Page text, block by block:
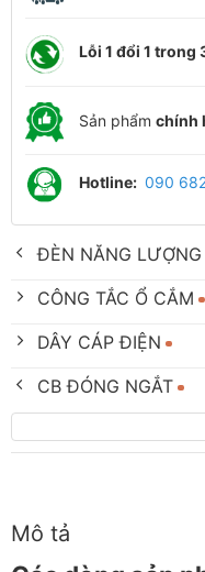
Lỗi 1 đổi 1 trong
Sản phẩm chính
Hotline: 090
ĐÈN NĂNG LƯỢNG
CÔNG TẮC Ổ CẮM
DÂY CÁP ĐIỆN
CB ĐÓNG NGẮT
Mô tả